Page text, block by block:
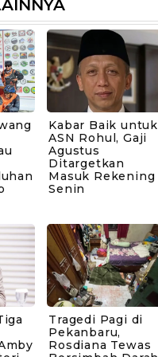
Kabar Baik untuk
ASN Rohul, Gaji
Agustus
Ditargetkan
Masuk Rekening
Senin
Tragedi Pagi di
Pekanbaru,
Rosdiana Tewas